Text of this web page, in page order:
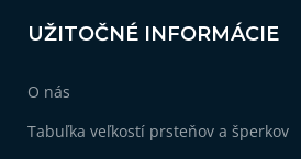
UŽITOČNÉ INFORMÁCIE
O nás
Tabuľka veľkostí prsteňov a šperkov